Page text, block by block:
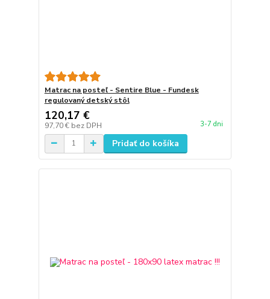
Matrac na posteľ - Sentire Blue - Fundesk
regulovaný detský stôl
120,17 €
97,70 € bez DPH 3-7 dni
Pridať do košíka